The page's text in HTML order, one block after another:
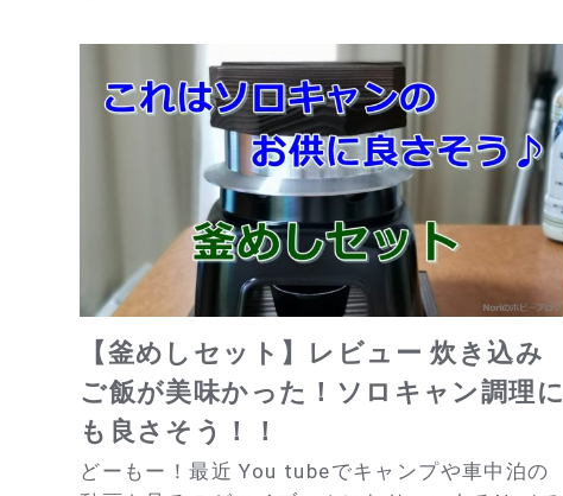
【釜めしセット】レビュー 炊き込み
ご飯が美味かった！ソロキャン調理に
も良さそう！！
どーもー！最近 You tubeでキャンプや車中泊の